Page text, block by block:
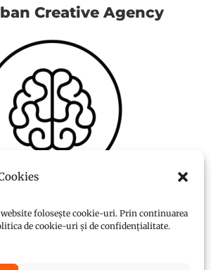
folosește cookie-uri. Prin continuarea
de cookie-uri și de confidențialitate.
Creative Agency